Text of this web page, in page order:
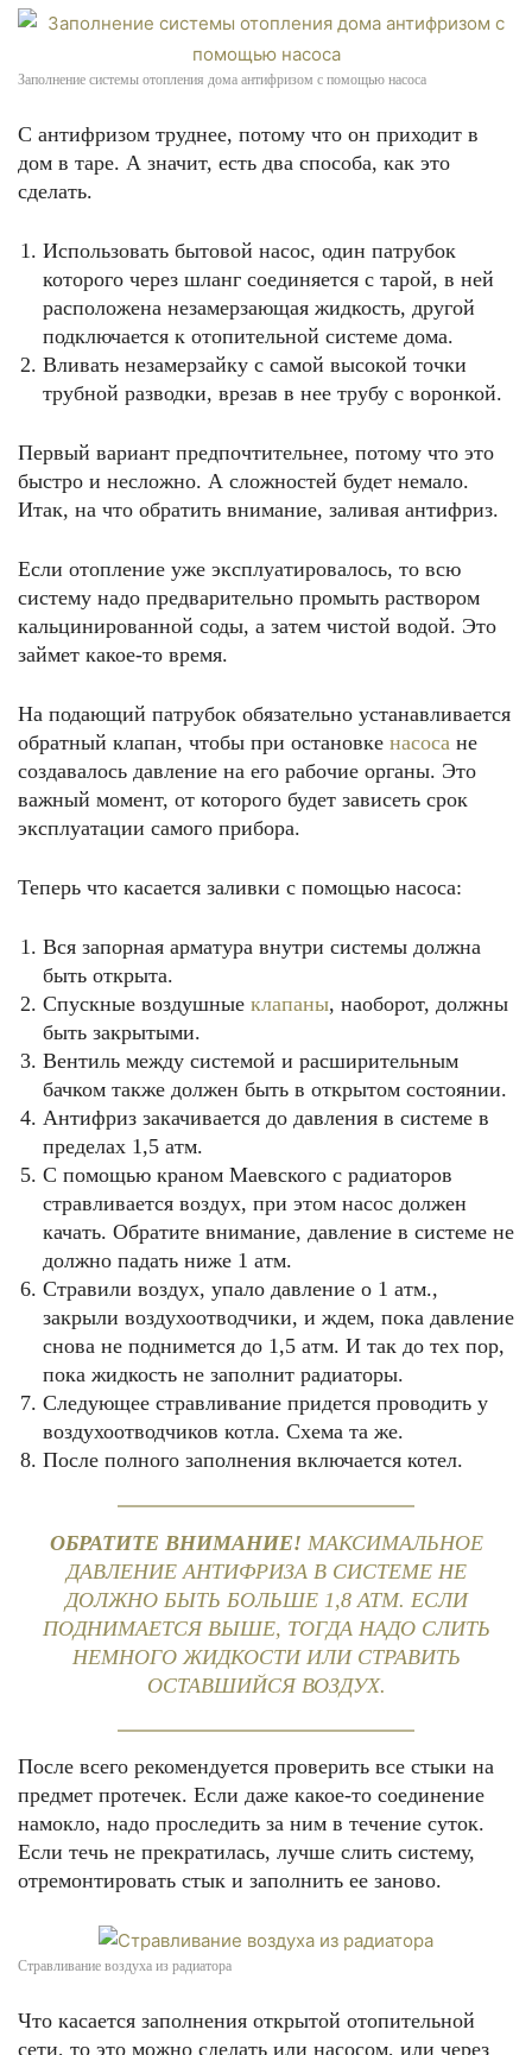
Заполнение системы отопления дома антифризом с помощью насоса
С антифризом труднее, потому что он приходит в
дом в таре. А значит, есть два способа, как это
сделать.
Использовать бытовой насос, один патрубок
которого через шланг соединяется с тарой, в ней
расположена незамерзающая жидкость, другой
подключается к отопительной системе дома.
Вливать незамерзайку с самой высокой точки
трубной разводки, врезав в нее трубу с воронкой.
Первый вариант предпочтительнее, потому что это
быстро и несложно. А сложностей будет немало.
Итак, на что обратить внимание, заливая антифриз.
Если отопление уже эксплуатировалось, то всю
систему надо предварительно промыть раствором
кальцинированной соды, а затем чистой водой. Это
займет какое-то время.
На подающий патрубок обязательно устанавливается
обратный клапан, чтобы при остановке насоса не
создавалось давление на его рабочие органы. Это
важный момент, от которого будет зависеть срок
эксплуатации самого прибора.
Теперь что касается заливки с помощью насоса:
Вся запорная арматура внутри системы должна
быть открыта.
Спускные воздушные клапаны, наоборот, должны
быть закрытыми.
Вентиль между системой и расширительным
бачком также должен быть в открытом состоянии.
Антифриз закачивается до давления в системе в
пределах 1,5 атм.
С помощью краном Маевского с радиаторов
стравливается воздух, при этом насос должен
качать. Обратите внимание, давление в системе не
должно падать ниже 1 атм.
Стравили воздух, упало давление о 1 атм.,
закрыли воздухоотводчики, и ждем, пока давление
снова не поднимется до 1,5 атм. И так до тех пор,
пока жидкость не заполнит радиаторы.
Следующее стравливание придется проводить у
воздухоотводчиков котла. Схема та же.
После полного заполнения включается котел.
ОБРАТИТЕ ВНИМАНИЕ! МАКСИМАЛЬНОЕ
ДАВЛЕНИЕ АНТИФРИЗА В СИСТЕМЕ НЕ
ДОЛЖНО БЫТЬ БОЛЬШЕ 1,8 АТМ. ЕСЛИ
ПОДНИМАЕТСЯ ВЫШЕ, ТОГДА НАДО СЛИТЬ
НЕМНОГО ЖИДКОСТИ ИЛИ СТРАВИТЬ
ОСТАВШИЙСЯ ВОЗДУХ.
После всего рекомендуется проверить все стыки на
предмет протечек. Если даже какое-то соединение
намокло, надо проследить за ним в течение суток.
Если течь не прекратилась, лучше слить систему,
отремонтировать стык и заполнить ее заново.
Стравливание воздуха из радиатора
Что касается заполнения открытой отопительной
сети, то это можно сделать или насосом, или через